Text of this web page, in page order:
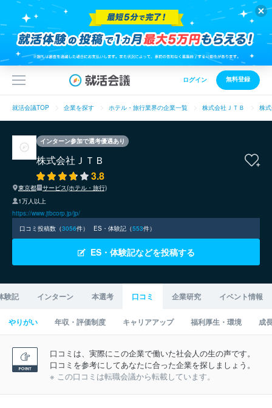
ログイン 無料登録
就活会議TOP 企業を探す ホテル・旅行業界の企業一覧 株式会社ＪＴＢ 株
インターン参加で選考優遇あり
株式会社ＪＴＢ
3.8
東京都
サービス(ホテル・旅行)
1万人以上
https://www.jtbcorp.jp/jp/
口コミ投稿数（3056件） ES・体験記（553件）
ES・体験記などを投稿する
験記 インターン 本選考 口コミ 企業研究 イベント情報
やりがい 年収・評価制度 キャリアアップ 福利厚生・環境 成
口コミは、実際にこの企業で働いた社会人の生の声です。
口コミを参考にしてあなたに合った企業を探しましょう。
※ この口コミは転職会議から転載しています。